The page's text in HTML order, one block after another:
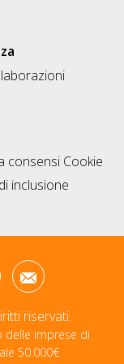
consensi Cookie
inclusione
riservati.
delle imprese di
50.000€